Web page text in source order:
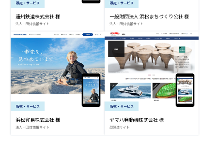
販売・サービス
遠州鉄道株式会社 様
法人・団体情報サイト
販売・サービス
一般財団法人 浜松まちづくり公社 様
法人・団体情報サイト
販売・サービス
浜松貿易株式会社 様
法人・団体情報サイト
販売・サービス
ヤマハ発動機株式会社 様
型製造サイト